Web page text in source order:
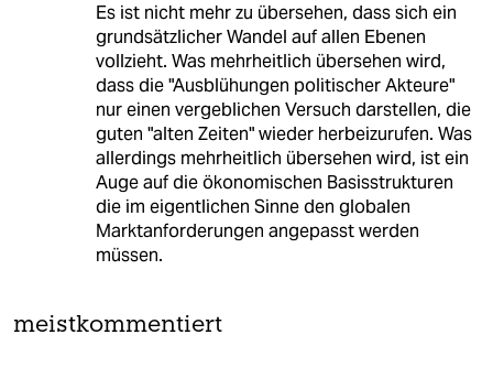
Es ist nicht mehr zu übersehen, dass sich ein
grundsätzlicher Wandel auf allen Ebenen
vollzieht. Was mehrheitlich übersehen wird,
dass die "Ausblühungen politischer Akteure"
nur einen vergeblichen Versuch darstellen, die
guten "alten Zeiten" wieder herbeizurufen. Was
allerdings mehrheitlich übersehen wird, ist ein
Auge auf die ökonomischen Basisstrukturen
die im eigentlichen Sinne den globalen
Marktanforderungen angepasst werden
müssen.
meistkommentiert